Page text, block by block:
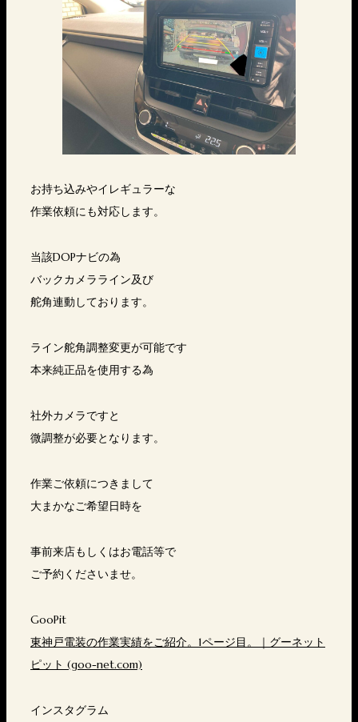
お持ち込みやイレギュラーな
作業依頼にも対応します。
当該DOPナビの為
バックカメラライン及び
舵角連動しております。
ライン舵角調整変更が可能です
本来純正品を使用する為
社外カメラですと
微調整が必要となります。
作業ご依頼につきまして
大まかなご希望日時を
事前来店もしくはお電話等で
ご予約くださいませ。
GooPit
東神戸電装の作業実績をご紹介。1ページ目。｜グーネット
ピット (goo-net.com)
インスタグラム